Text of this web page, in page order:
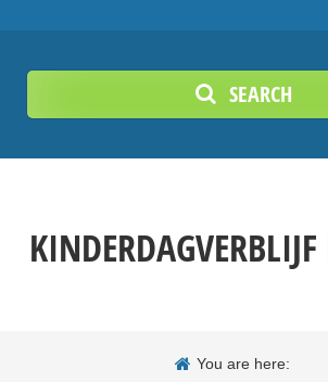
SEARCH
You are here: